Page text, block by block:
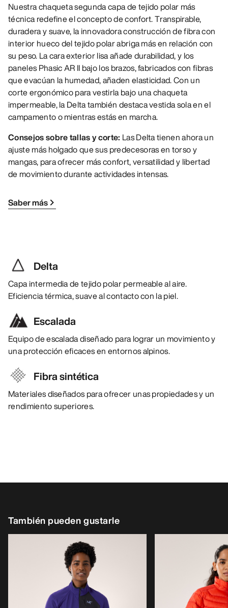
Nuestra chaqueta segunda capa de tejido polar más
técnica redefine el concepto de confort. Transpirable,
duradera y suave, la innovadora construcción de fibra con
interior hueco del tejido polar abriga más en relación con
su peso. La cara exterior lisa añade durabilidad, y los
paneles Phasic AR II bajo los brazos, fabricados con fibras
que evacúan la humedad, añaden elasticidad. Con un
corte ergonómico para vestirla bajo una chaqueta
impermeable, la Delta también destaca vestida sola en el
campamento o mientras estás en marcha.
Consejos sobre tallas y corte: Las Delta tienen ahora un
ajuste más holgado que sus predecesoras en torso y
mangas, para ofrecer más confort, versatilidad y libertad
de movimiento durante actividades intensas.
Saber más
Delta
Capa intermedia de tejido polar permeable al aire.
Eficiencia térmica, suave al contacto con la piel.
Escalada
Equipo de escalada diseñado para lograr un movimiento y
una protección eficaces en entornos alpinos.
Fibra sintética
Materiales diseñados para ofrecer unas propiedades y un
rendimiento superiores.
También pueden gustarle